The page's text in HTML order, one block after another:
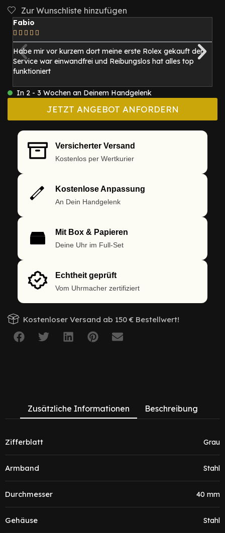
Zur Wunschliste hinzufügen
Fabio
    
Habe mir vor kurzem dort meine erste Rolex gekauft der
Service war einwandfrei und Reibungslos hat alles top
funktioniert
In 2 - 3 Wochen an Deinem Handgelenk
JETZT ANGEBOT ANFORDERN
Versicherter Versand
Kostenlos per Wertkurier
Kostenlose Anpassung
An Dein Handgelenk
Mit Box & Papieren
Deine Uhr im Full-Set
Echtheit geprüft
Vom Uhrmacher zertifiziert
Kostenloser Versand ab 150 € Bestellwert!
Zusätzliche Informationen Beschreibung
Zifferblatt Grau
Armband Stahl
Durchmesser 40 mm
Gehäuse Stahl